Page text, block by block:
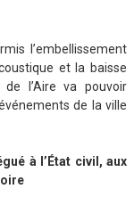
l’embellissement
et la baisse
l’Aire va pouvoir
de la ville
à l’État civil, aux